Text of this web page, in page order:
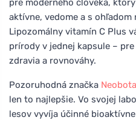
aktívne, vedome a s ohľadom
Lipozomálny vitamín C Plus
prírody v jednej kapsule –
zdravia a rovnováhy.
Pozoruhodná značka
len to najlepšie. Vo svojej
lesov vyvíja účinné